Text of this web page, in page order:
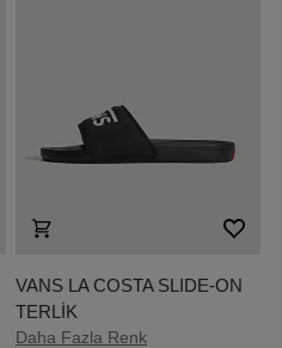
VANS LA COSTA SLIDE-ON
TERLİK
Daha Fazla Renk